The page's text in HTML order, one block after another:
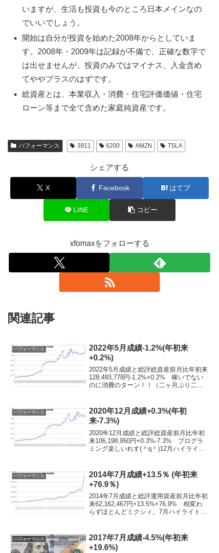
いますが、生活も投資も今のところ日本メインなの
でいいでしょう。
開始は自分が投資を始めた2008年からとしていま
す。2008年・2009年は記録が不備で、正確な数字で
は出せませんが、投資のみではマイナス、入金含め
てややプラスのはずです。
総資産とは、本業収入・消費・住宅評価価値・住宅
ローン等まで全て含めた家庭純資産です。
パフォーマンス 3911 6200 AMZN TSLA
シェアする
X Facebook はてブ
LINE コピー
xfomaxをフォローする
関連記事
パフォーマンス
2022年5月成績-1.2%(年初来
+0.2%)
2022年5月成績と総評総資産前月比年初来
128,493,778円-1.2%+0.2% 稼いでない
のに消費のターン！！（二ヶ月ぶり二回
とか夏のレジャーとか○△□の※♯...
パフォーマンス
2020年12月成績+0.3%(年初
来-7.3%)
2020年12月成績と総評総資産前月比年初
来106,198,950円+0.3%-7.3% プログラ
ミング楽しいれす(＾q＾)12月ハイライト
意味で投資人生最悪の年を更新し...
パフォーマンス
2014年7月成績+13.5％ (年初来
+76.9％)
2014年7月成績と総評運用資産前月比年初
来62,162,467円+13.5%+76.9% 相変わ
らずほとんどミクシィ。7月ハイライトミ
ったのだが、7/23は寄り天...
パフォーマンス
2017年7月成績-4.5%(年初来
+19.6%)